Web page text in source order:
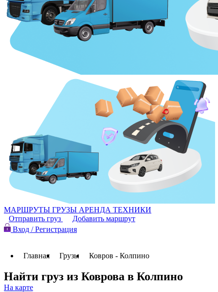
МАРШРУТЫ ГРУЗЫ АРЕНДА ТЕХНИКИ
Отправить груз
Добавить маршрут
Вход / Регистрация
Главная Грузы Ковров - Колпино
Найти груз из Коврова в Колпино
На карте